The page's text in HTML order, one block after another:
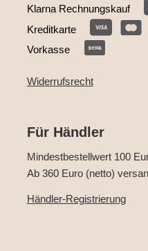
Klarna Rechnungskauf
Kreditkarte
Vorkasse
Widerrufsrecht
Für Händler
Mindestbestellwert 100
Ab 360 Euro (netto)
Händler-Registrierung